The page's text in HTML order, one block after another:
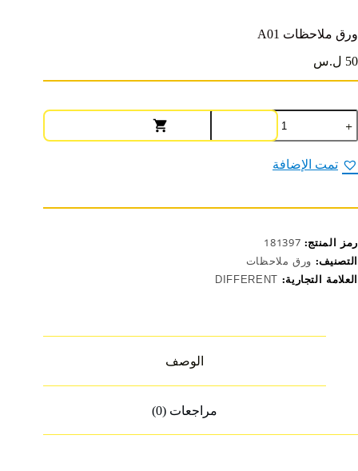
ورق ملاحظات A01
50 ل.س
كمية
ورق
ملاحظات
A01تمت الإضافة
رمز المنتج: 181397
التصنيف: ورق ملاحظات
العلامة التجارية: DIFFERENT
الوصف
مراجعات (0)